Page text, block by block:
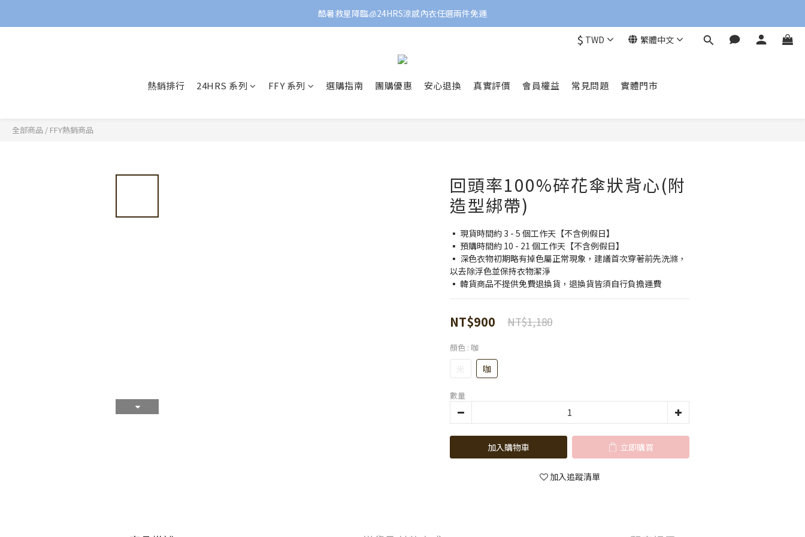
酷暑救星降臨🧊24HRS涼感內衣任選兩件免運
$ TWD 繁體中文
熱銷排行 24HRS 系列 FFY 系列 選購指南 團購優惠 安心退換 真實評價 會員權益 常見問題 實體門市
全部商品 / FFY熱銷商品
回頭率100%碎花傘狀背心(附
造型綁帶)
▪️ 現貨時間約 3 - 5 個工作天【不含例假日】
▪️ 預購時間約 10 - 21 個工作天【不含例假日】
▪️ 深色衣物初期略有掉色屬正常現象，建議首次穿著前先洗滌，
以去除浮色並保持衣物潔淨
▪️ 韓貨商品不提供免費退換貨，退換貨皆須自行負擔運費
NT$900 NT$1,180
顏色 : 咖
米 咖
數量
加入購物車 立即購買
加入追蹤清單